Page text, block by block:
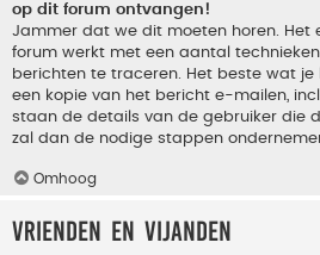
op dit forum ontvangen!
Jammer dat we dit moeten horen. Het
forum werkt met een aantal
berichten te traceren. Het beste wat
een kopie van het bericht e-mailen,
staan de details van de gebruiker die
zal dan de nodige stappen
Omhoog
Vrienden en vijanden